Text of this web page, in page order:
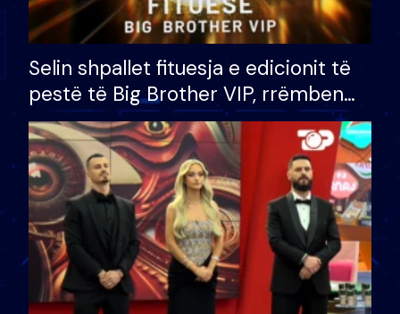
Selin shpallet fituesja e edicionit të
pestë të Big Brother VIP, rrëmben
çmimin e madh prej 100 mijë eurosh